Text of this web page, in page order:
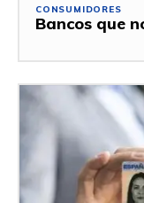
CONSUMIDORES
Bancos que